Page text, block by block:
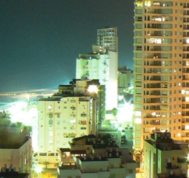
環境裡測試自動駕駛車技術，同時也是去年 GTC
，對於全球首款個人用人工智慧超級電腦
度加快十倍。
實例打造出人工智慧購物車的另一間新創公司
收了購買 DGX Station 的成本。
行長 Danny Atsmon 說：「我們每天都要依靠
的一點都不誇張。它讓我們能加快研發腳步，還能
Tesla V100 GPUs、NVLink 互連技術和20,480個
的運算能力及 500 teraflops 的深度學習能力